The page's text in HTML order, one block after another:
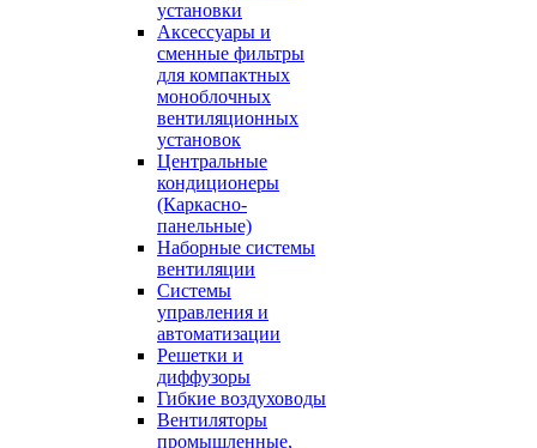
установки
Аксессуары и
сменные фильтры
для компактных
моноблочных
вентиляционных
установок
Центральные
кондиционеры
(Каркасно-
панельные)
Наборные системы
вентиляции
Системы
управления и
автоматизации
Решетки и
диффузоры
Гибкие воздуховоды
Вентиляторы
промышленные,